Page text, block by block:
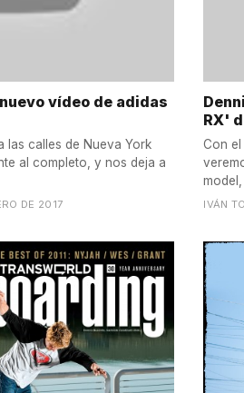
vídeo de adidas
las calles de Nueva York
al completo, y nos deja a
DE 2017
RX'
Con
IVÁN